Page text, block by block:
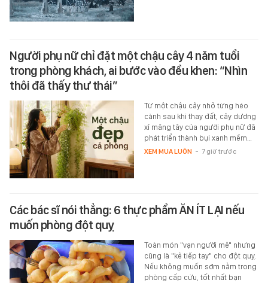
Người phụ nữ chỉ đặt một chậu cây 4 năm tuổi
trong phòng khách, ai bước vào đều khen: “Nhìn
thôi đã thấy thư thái”
Từ một chậu cây nhỏ từng héo
cành sau khi thay đất, cây dương
xỉ măng tây của người phụ nữ đã
phát triển thành bụi xanh mềm…
XEM MUA LUÔN - 7 giờ trước
Các bác sĩ nói thẳng: 6 thực phẩm ĂN ÍT LẠI nếu
muốn phòng đột quỵ
Toàn món "vạn người mê" nhưng
cũng là "kẻ tiếp tay" cho đột quỵ.
Nếu không muốn sớm nằm trong
phòng cấp cứu, tốt nhất bạn